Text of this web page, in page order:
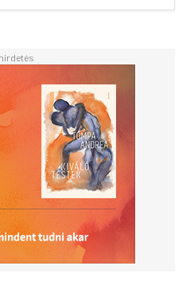
egyszerűen csak lenyűgöz."